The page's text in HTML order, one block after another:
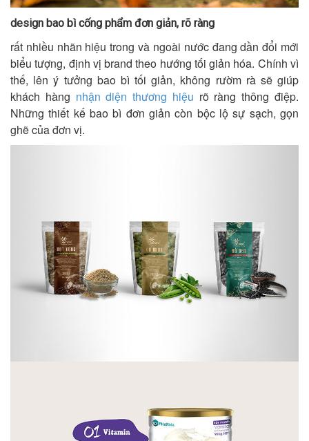
design bao bì cống phẩm đơn giản, rõ ràng
rất nhiều nhãn hiệu trong và ngoài nước đang dần đổi mới
biểu tượng, định vị brand theo hướng tối giản hóa. Chính vì
thế, lên ý tưởng bao bì tối giản, không rườm rà sẽ giúp
khách hàng nhận diện thương hiệu rõ ràng thông điệp.
Những thiết kế bao bì đơn giản còn bộc lộ sự sạch, gọn
ghẽ của đơn vị.